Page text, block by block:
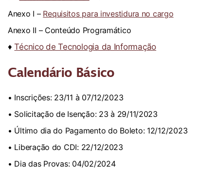
Anexo I – Requisitos para investidura no cargo
Anexo II – Conteúdo Programático
♦Técnico de Tecnologia da Informação
Calendário Básico
• Inscrições: 23/11 à 07/12/2023
• Solicitação de Isenção: 23 à 29/11/2023
• Último dia do Pagamento do Boleto: 12/12/2023
• Liberação do CDI: 22/12/2023
• Dia das Provas: 04/02/2024